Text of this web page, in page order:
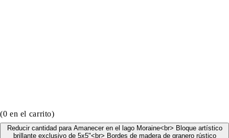
(0 en el carrito)
Reducir cantidad para Amanecer en el lago Moraine<br> Bloque artístico
brillante exclusivo de 5x5"<br> Bordes de madera de granero rústico